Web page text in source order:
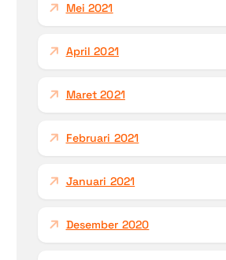
Mei 2021
April 2021
Maret 2021
Februari 2021
Januari 2021
Desember 2020